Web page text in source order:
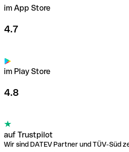
im App Store
4.7
im Play Store
4.8
auf Trustpilot
Wir sind DATEV Partner und TÜV-Süd